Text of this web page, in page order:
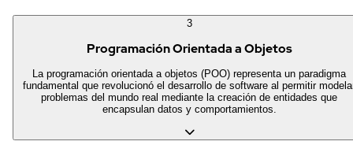
3
Programación Orientada a Objetos
La programación orientada a objetos (POO) representa un paradigma
fundamental que revolucionó el desarrollo de software al permitir
problemas del mundo real mediante la creación de entidades que
encapsulan datos y comportamientos.